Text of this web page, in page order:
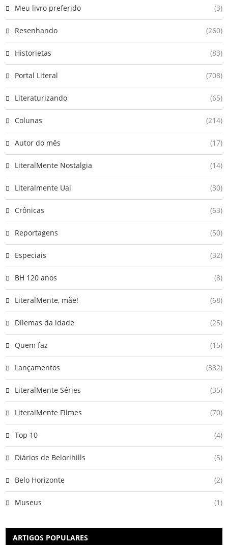
Meu livro preferido (3)
Resenhando (260)
Historietas (83)
Portal Literal (708)
Literaturizando (65)
Colunas (214)
Autor do mês (17)
LiteralMente Nostalgia (14)
Literalmente Uai (30)
Crônicas (63)
Reportagens (50)
Especiais (32)
BH 120 anos (8)
LiteralMente, mãe! (68)
Dilemas da idade (25)
Quem faz (15)
Lançamentos (382)
LiteralMente Séries (35)
LiteralMente Filmes (70)
Top 10 (4)
Diários de Belorihills (5)
Belo Horizonte (2)
Museus (1)
ARTIGOS POPULARES